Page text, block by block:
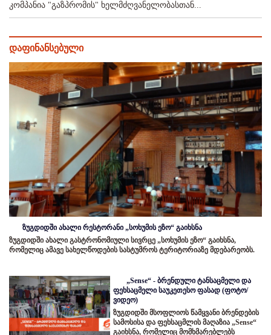
კომპანია "გაზპრომის" ხელმძღვანელობასთან...
დაფინანსებული
ზუგდიდში ახალი რესტორანი „სოხუმის ეზო“ გაიხსნა
ზუგდიდში ახალი გასტრონომიული სივრცე „სოხუმის ეზო“ გაიხსნა,
რომელიც ამავე სახელწოდების სასტუმროს ტერიტორიაზე მდებარეობს.
„Sense“ - ბრენდული ტანსაცმელი და
ფეხსაცმელი საუკეთესო ფასად (ფოტო/
ვიდეო)
ზუგდიდში მსოფლიოს წამყვანი ბრენდების
სამოსისა და ფეხსაცმლის მაღაზია „Sense“
გაიხსნა, რომელიც მომხმარებლებს